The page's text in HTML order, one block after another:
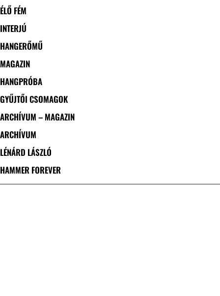
ÉLŐ FÉM
INTERJÚ
HANGERŐMŰ
MAGAZIN
HANGPRÓBA
GYŰJTŐI CSOMAGOK
ARCHÍVUM – MAGAZIN
ARCHÍVUM
LÉNÁRD LÁSZLÓ
HAMMER FOREVER